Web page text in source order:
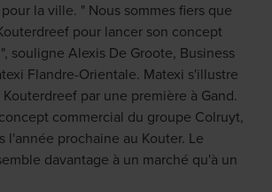
la ville. " Nous sommes fiers que
pour lancer son concept
souligne Alexis De Groote, Business
Flandre-Orientale. Matexi s'illustre
par une première à Gand.
commercial du groupe Colruyt,
l'année prochaine au Kouter. Le
davantage à un marché qu'à un